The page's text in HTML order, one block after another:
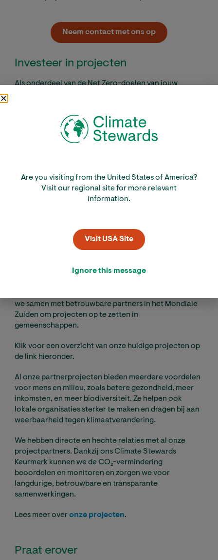
Neem contact met ons op
Investeer in projecten
Als onderdeel van de Net Zero-doelen van jouw
investeren in projecten die CO₂-uitstoot verminderen
of een gelijkwaardige hoeveelheid CO₂ uit de lucht
we samen met betrouwbare partners in het Mondiale
Zuiden om projecten op te zetten in
gemeenschappen.
Klik voor een overzicht van onze huidige projecten op
de link hieronder.
Al onze partnerprojecten bieden meerdere voordelen
voor mens en milieu, zoals betere gezondheid, meer
inkomsten, en meer biodiversiteit. Ze helpen ook
lokale organisaties sterker te maken en dragen bij aan
weerbaarheid tegen klimaatverandering.
We hebben directe en hechte relaties met al onze
projectpartners. Dankzij ons Climate Stewards
Keurmerk kunnen we de CO₂-vermindering
beoordelen en monitoren en zorgen we voor
langdurige, betrouwbare en transparante
samenwerkingen.
Lees meer overonze projecten.
Praat erover
Are you visiting from the United States of America?
Visit our regional site for more relevant
information.
Visit USA Site
Ignore this message